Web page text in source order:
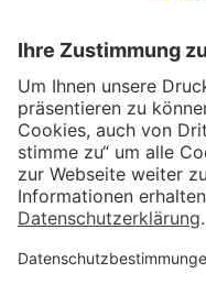
VERSAND